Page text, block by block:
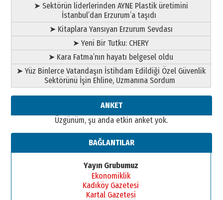
➤ Sektörün liderlerinden AYNE Plastik üretimini
İstanbul’dan Erzurum’a taşıdı
➤ Kitaplara Yansıyan Erzurum Sevdası
➤ Yeni Bir Tutku: CHERY
➤ Kara Fatma’nın hayatı belgesel oldu
➤ Yüz Binlerce Vatandaşın İstihdam Edildiği Özel Güvenlik
Sektörünü İşin Ehline, Uzmanına Sordum
ANKET
Üzgünüm, şu anda etkin anket yok.
BAĞLANTILAR
Yayın Grubumuz
Ekonomiklik
Kadıköy Gazetesi
Kartal Gazetesi